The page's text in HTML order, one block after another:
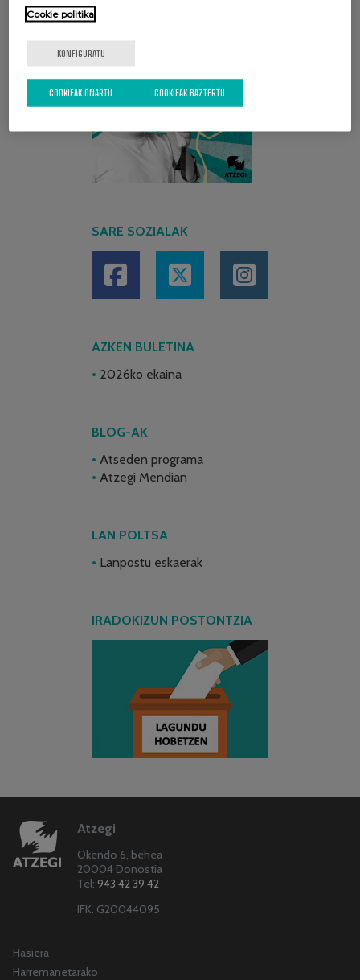
SARE SOZIALAK
AZKEN BULETINA
2026ko ekaina
BLOG-AK
Atseden programa
Atzegi Mendian
LAN POLTSA
Lanpostu eskaerak
IRADOKIZUN POSTONTZIA
Atzegi
Okendo 6, behea
20004 Donostia
Tel: 943 42 39 42
IFK: G20044095
Hasiera
Harremanetarako
Cookie politika
KONFIGURATU
COOKIEAK BAZTERTU
COOKIEAK ONARTU